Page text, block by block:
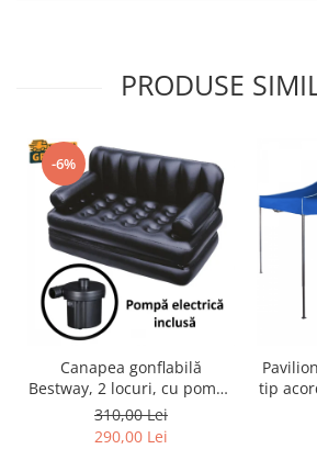
PRODUSE
-6%
Canapea gonflabilă
Bestway, 2 locuri, cu pompă
inclusă 186 x 145 x 64 cm
310,00 Lei
290,00 Lei
tip
3 x